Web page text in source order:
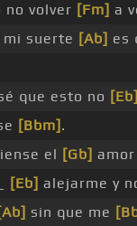
no volver [Fm] a
mi suerte [Ab] es
que esto no [Eb]
[Bbm] .
el [Gb] amor
[Eb] alejarme y
[Ab] sin que me